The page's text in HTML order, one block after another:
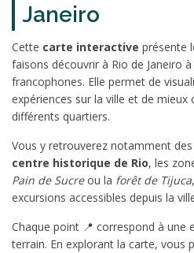
Janeiro
Cette carte interactive présente
faisons découvrir à Rio de Janeiro
francophones. Elle permet de
expériences sur la ville et de mieux
différents quartiers.
Vous y retrouverez notamment
centre historique de Rio, les
Pain de Sucreou la forêt de Tijuca
excursions accessibles depuis la
Chaque point 📍 correspond à une
terrain. En explorant la carte, vous